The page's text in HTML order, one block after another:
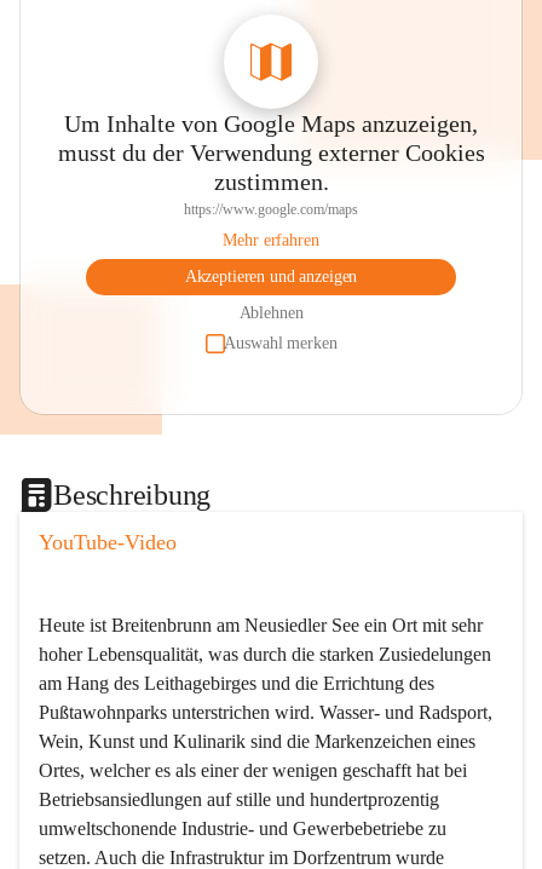
Um Inhalte von Google Maps anzuzeigen,
musst du der Verwendung externer Cookies
zustimmen.
https://www.google.com/maps
Mehr erfahren
Akzeptieren und anzeigen
Ablehnen
Auswahl merken
Beschreibung
YouTube-Video
Heute ist Breitenbrunn am Neusiedler See ein Ort mit sehr
hoher Lebensqualität, was durch die starken Zusiedelungen
am Hang des Leithagebirges und die Errichtung des
Pußtawohnparks unterstrichen wird. Wasser- und Radsport,
Wein, Kunst und Kulinarik sind die Markenzeichen eines
Ortes, welcher es als einer der wenigen geschafft hat bei
Betriebsansiedlungen auf stille und hundertprozentig
umweltschonende Industrie- und Gewerbebetriebe zu
setzen. Auch die Infrastruktur im Dorfzentrum wurde